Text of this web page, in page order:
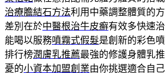
治療膽結石方法利用中藥調整體質的
差別在於中醫根治牛皮癬有效多快速
能喝以服務噴霧式假髮是創新的彩色
排行榜潤膚乳推薦最強的修護身體乳
憂的小資本加盟創業由你挑選適合自